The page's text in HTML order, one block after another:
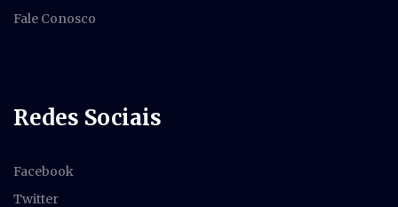
Fale Conosco
Redes Sociais
Facebook
Twitter